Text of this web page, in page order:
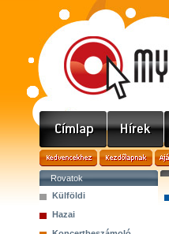
Rovatok
Külföldi
Hazai